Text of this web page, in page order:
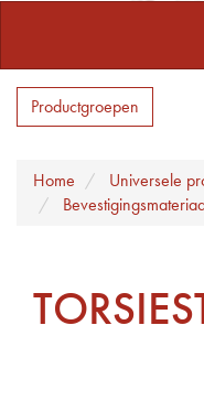
Productgroepen
Home
Universele